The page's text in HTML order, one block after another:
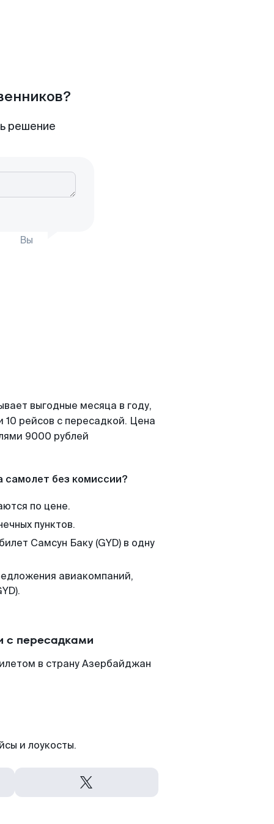
решение
Вы
выгодные месяца в году,
рейсов с пересадкой. Цена
9000 рублей
самолет без комиссии?
по цене.
пунктов.
Самсун Баку (GYD) в одну
авиакомпаний,
с пересадками
в страну Азербайджан
и лоукосты.